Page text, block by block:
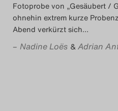
Fotoprobe von „Gesäubert /
ohnehin extrem kurze
Abend verkürzt sich…
– Nadine Loës &Adrian